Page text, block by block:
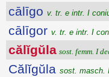
cālīgo v. tr. e intr. I
cālīgor v. tr. e intr. I
călĭgŭla sost. femm. I
Călĭgŭla sost. masch.